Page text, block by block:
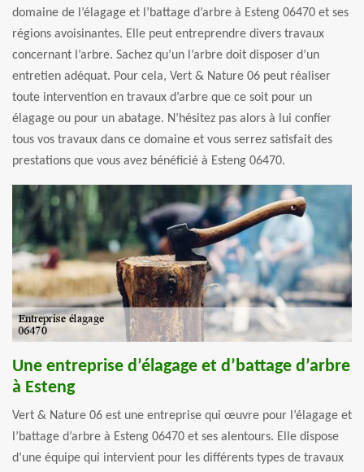
domaine de l’élagage et l’battage d’arbre à Esteng 06470 et ses
régions avoisinantes. Elle peut entreprendre divers travaux
concernant l’arbre. Sachez qu’un l’arbre doit disposer d’un
entretien adéquat. Pour cela, Vert & Nature 06 peut réaliser
toute intervention en travaux d’arbre que ce soit pour un
élagage ou pour un abatage. N’hésitez pas alors à lui confier
tous vos travaux dans ce domaine et vous serrez satisfait des
prestations que vous avez bénéficié à Esteng 06470.
Une entreprise d’élagage et d’battage d’arbre
à Esteng
Vert & Nature 06 est une entreprise qui œuvre pour l’élagage et
l’battage d’arbre à Esteng 06470 et ses alentours. Elle dispose
d’une équipe qui intervient pour les différents types de travaux